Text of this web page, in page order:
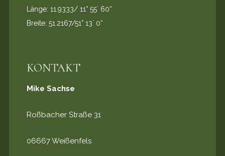
Länge: 11.9333/ 11° 55` 60“
Breite: 51.2167/51° 13` 0“
KONTAKT
Mike Sachse
Roßbacher Straße 31
06667 Weißenfels